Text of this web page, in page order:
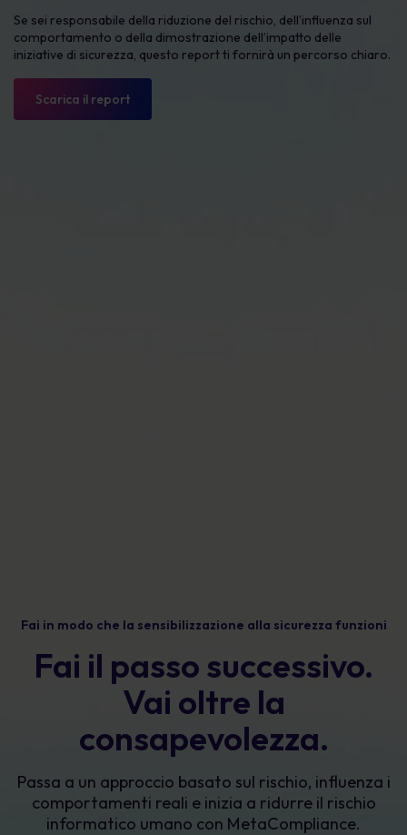
Se sei responsabile della riduzione del rischio, dell’influenza sul
comportamento o della dimostrazione dell’impatto delle
iniziative di sicurezza, questo report ti fornirà un percorso chiaro.
Scarica il report
Fai in modo che la sensibilizzazione alla sicurezza funzioni
Fai il passo successivo.
Vai oltre la
consapevolezza.
Passa a un approccio basato sul rischio, influenza i
comportamenti reali e inizia a ridurre il rischio
informatico umano con MetaCompliance.